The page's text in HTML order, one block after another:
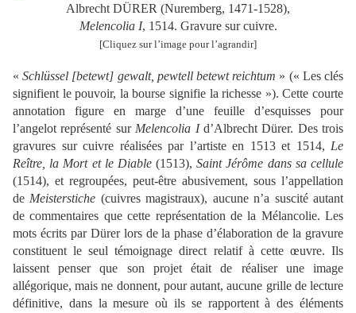
Albrecht DÜRER (Nuremberg, 1471-1528),
Melencolia I, 1514. Gravure sur cuivre.
[Cliquez sur l’image pour l’agrandir]
«Schlüssel [betewt] gewalt, pewtell betewt reichtum » (« Les clés
signifient le pouvoir, la bourse signifie la richesse »). Cette courte
annotation figure en marge d’une feuille d’esquisses pour
l’angelot représenté sur Melencolia Id’Albrecht Dürer. Des trois
gravures sur cuivre réalisées par l’artiste en 1513 et 1514, Le
Reître, la Mort et le Diable(1513),Saint Jérôme dans sa cellule
(1514), et regroupées, peut-être abusivement, sous l’appellation
de Meisterstiche (cuivres magistraux), aucune n’a suscité autant
de commentaires que cette représentation de la Mélancolie. Les
mots écrits par Dürer lors de la phase d’élaboration de la gravure
constituent le seul témoignage direct relatif à cette œuvre. Ils
laissent penser que son projet était de réaliser une image
allégorique, mais ne donnent, pour autant, aucune grille de lecture
définitive, dans la mesure où ils se rapportent à des éléments